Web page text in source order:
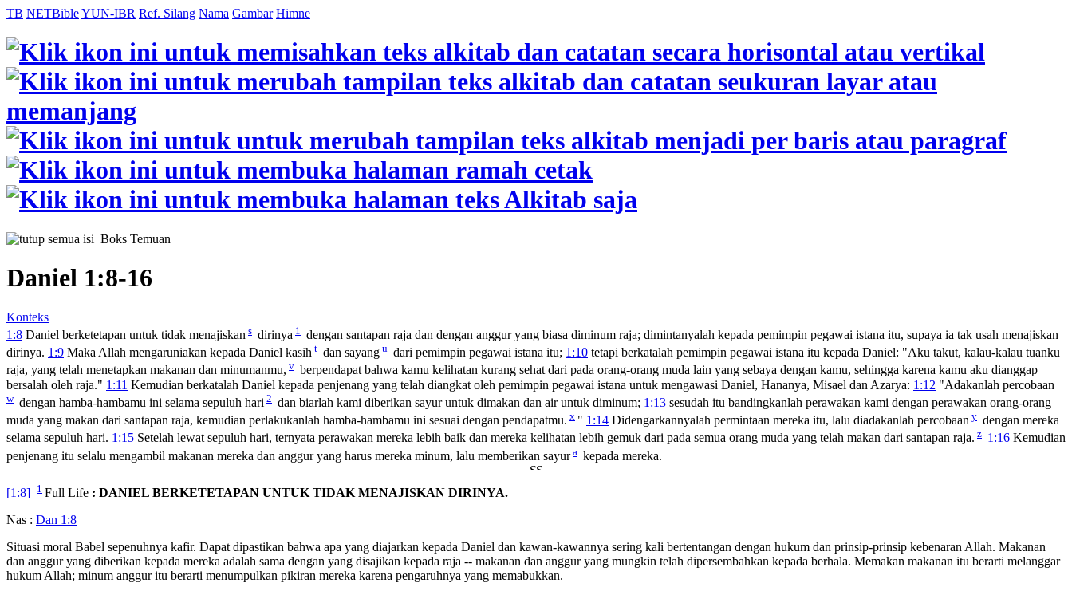
TB NETBibleYUN-IBR Ref. Silang Nama Gambar Himne
Boks Temuan
Daniel 1:8-16
Konteks
1:8 Daniel berketetapan untuk tidak menajiskan s dirinya 1
dengan santapan raja dan dengan anggur yang biasa diminum raja; dimintanyalah kepada pemimpin pegawai istana itu, supaya ia tak usah menajiskan
dirinya. 1:9 Maka Allah mengaruniakan kepada Daniel kasih t dan sayang u dari pemimpin pegawai istana itu; 1:10 tetapi berkatalah pemimpin pegawai istana itu kepada Daniel: "Aku takut, kalau-kalau tuanku
raja, yang telah menetapkan makanan dan minumanmu, v berpendapat bahwa kamu kelihatan kurang sehat dari pada orang-orang muda lain yang sebaya dengan kamu, sehingga karena kamu aku dianggap
bersalah oleh raja." 1:11 Kemudian berkatalah Daniel kepada penjenang yang telah diangkat oleh pemimpin pegawai istana untuk mengawasi Daniel, Hananya, Misael dan Azarya: 1:12 "Adakanlah percobaan
w dengan hamba-hambamu ini selama sepuluh hari 2 dan biarlah kami diberikan sayur untuk dimakan dan air untuk diminum; 1:13 sesudah itu bandingkanlah perawakan kami dengan perawakan orang-orang
muda yang makan dari santapan raja, kemudian perlakukanlah hamba-hambamu ini sesuai dengan pendapatmu. x " 1:14 Didengarkannyalah permintaan mereka itu, lalu diadakanlah percobaan y dengan mereka
selama sepuluh hari. 1:15 Setelah lewat sepuluh hari, ternyata perawakan mereka lebih baik dan mereka kelihatan lebih gemuk dari pada semua orang muda yang telah makan dari santapan raja. z 1:16 Kemudian
penjenang itu selalu mengambil makanan mereka dan anggur yang harus mereka minum, lalu memberikan sayur a kepada mereka.
[1:8] 1 Full Life : DANIEL BERKETETAPAN UNTUK TIDAK MENAJISKAN DIRINYA.
Nas : Dan 1:8
Situasi moral Babel sepenuhnya kafir. Dapat dipastikan bahwa apa yang diajarkan kepada Daniel dan kawan-kawannya sering kali bertentangan dengan hukum dan prinsip-prinsip kebenaran Allah. Makanan
dan anggur yang diberikan kepada mereka adalah sama dengan yang disajikan kepada raja -- makanan dan anggur yang mungkin telah dipersembahkan kepada berhala. Memakan makanan itu berarti melanggar
hukum Allah; minum anggur itu berarti menumpulkan pikiran mereka karena pengaruhnya yang memabukkan.